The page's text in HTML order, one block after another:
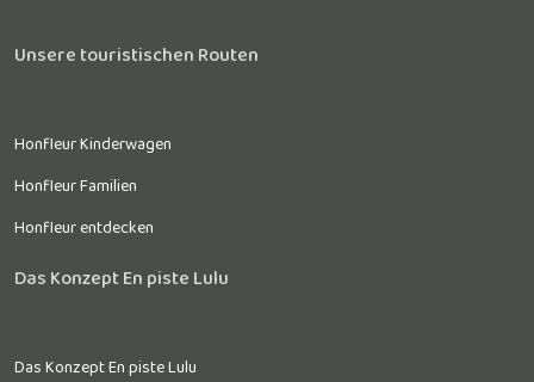
Unsere touristischen Routen
Honfleur Kinderwagen
Honfleur Familien
Honfleur entdecken
Das Konzept En piste Lulu
Das Konzept En piste Lulu